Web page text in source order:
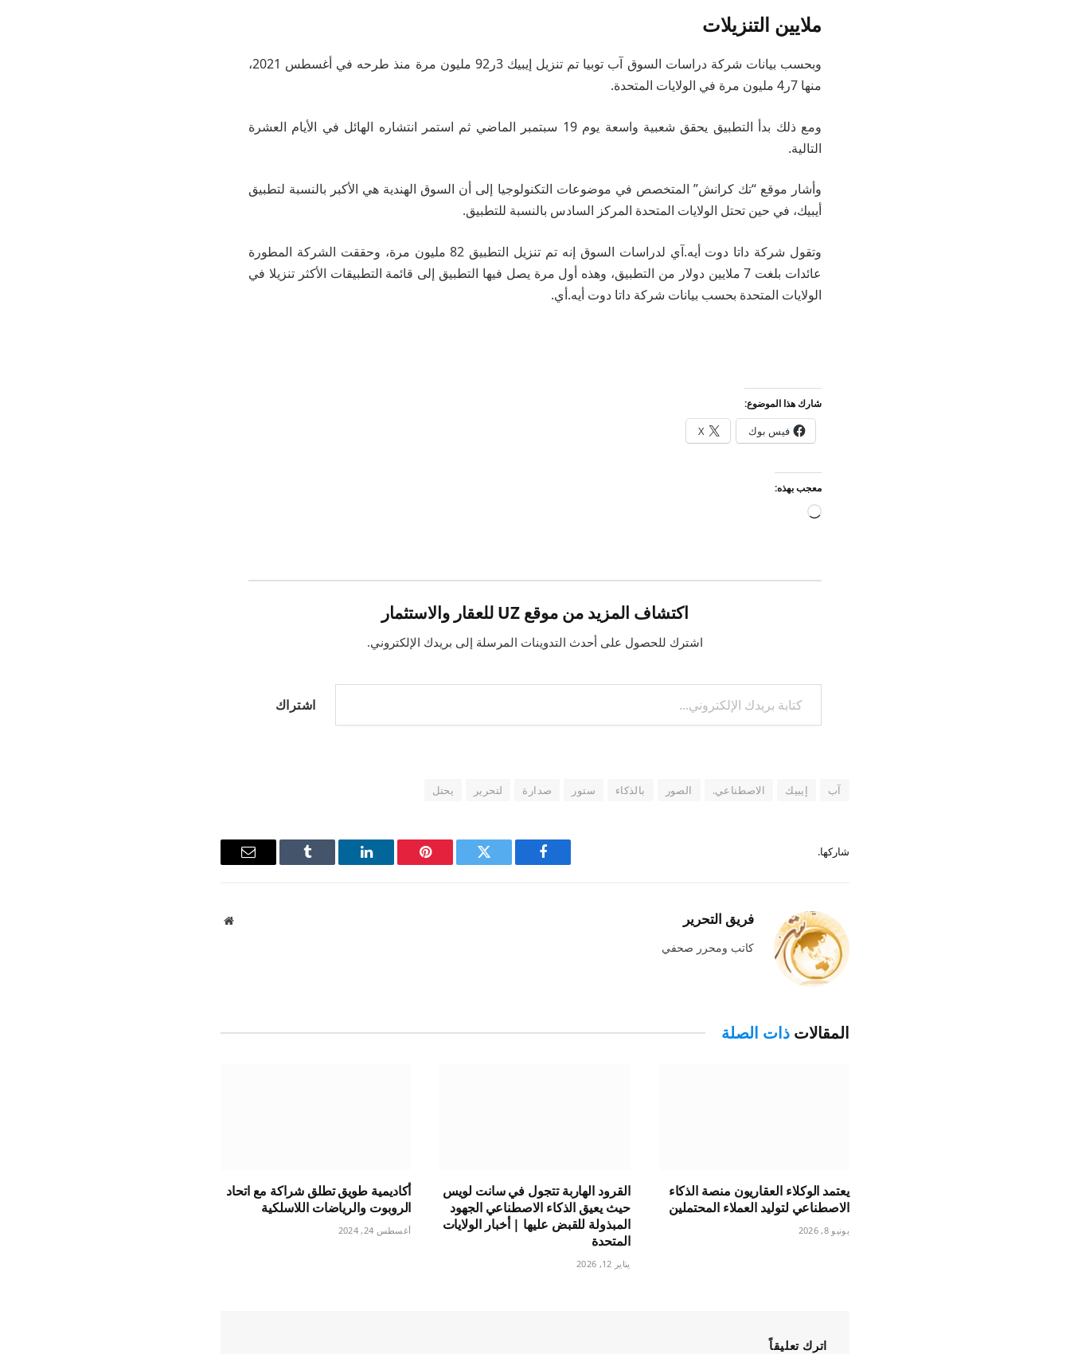
ملايين التنزيلات
وبحسب بيانات شركة دراسات السوق آب توبيا تم تنزيل إيبيك 3ر92 مليون مرة منذ طرحه في أغسطس 2021،
منها 7ر4 مليون مرة في الولايات المتحدة.
ومع ذلك بدأ التطبيق يحقق شعبية واسعة يوم 19 سبتمبر الماضي ثم استمر انتشاره الهائل في الأيام العشرة
التالية.
وأشار موقع “تك كرانش” المتخصص في موضوعات التكنولوجيا إلى أن السوق الهندية هي الأكبر بالنسبة لتطبيق
أيبيك، في حين تحتل الولايات المتحدة المركز السادس بالنسبة للتطبيق.
وتقول شركة داتا دوت أيه.آي لدراسات السوق إنه تم تنزيل التطبيق 82 مليون مرة، وحققت الشركة المطورة
عائدات بلغت 7 ملايين دولار من التطبيق، وهذه أول مرة يصل فيها التطبيق إلى قائمة التطبيقات الأكثر تنزيلا في
الولايات المتحدة بحسب بيانات شركة داتا دوت أيه.أي.
شارك هذا الموضوع:
فيس بوك X
معجب بهذه:
جاري
اكتشاف المزيد من موقع UZ للعقار والاستثمار
اشترك للحصول على أحدث التدوينات المرسلة إلى بريدك الإلكتروني.
كتابة بريدك الإلكتروني...
اشتراك
آب إيبيك الاصطناعي. الصور بالذكاء ستور صدارة لتحرير يحتل
شاركها.
فيسبوك
تويتر بينتيريستلينكدإن Tumblr
البريد
فريق التحرير
موقع
كاتب ومحرر صحفي
المقالاتذات الصلة
يعتمد الوكلاء العقاريون منصة الذكاء
الاصطناعي لتوليد العملاء المحتملين
يونيو 8, 2026
القرود الهاربة تتجول في سانت لويس
حيث يعيق الذكاء الاصطناعي الجهود
المبذولة للقبض عليها | أخبار الولايات
المتحدة
يناير 12, 2026
أكاديمية طويق تطلق شراكة مع اتحاد
الروبوت والرياضات اللاسلكية
أغسطس 24, 2024
اترك تعليقاً